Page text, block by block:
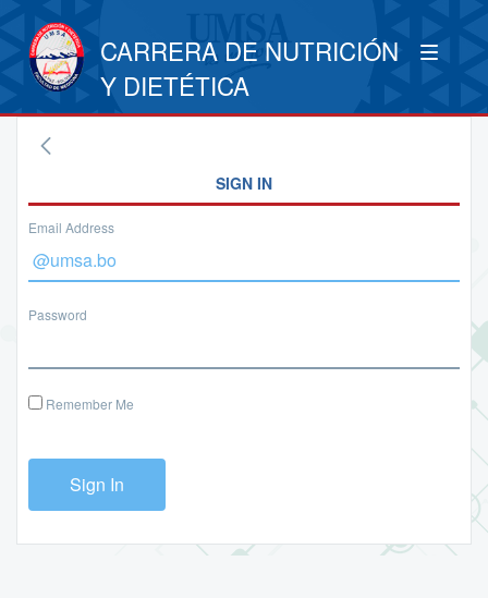
CARRERA DE NUTRICIÓN
Y DIETÉTICA
SIGN IN
Email Address
Password
Remember Me
Sign In